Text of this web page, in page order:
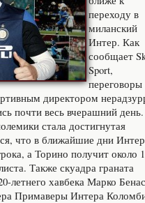
переходу в
миланский
Интер. Как
сообщает
Sport,
переговоры
директором
почти весь вчерашний день.
стала достигнутая
что в ближайшие дни Интер
а Торино получит около
Также скуадра граната
летнего хавбека Марко
Примаверы Интера